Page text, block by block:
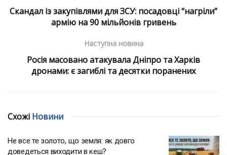
Скандал із закупівлями для ЗСУ: посадовці “нагріли”
армію на 90 мільйонів гривень
Наступна новина
Росія масовано атакувала Дніпро та Харків
дронами: є загиблі та десятки поранених
Схожі Новини
Не все те золото, що земля: як довго
доведеться виходити в кеш?